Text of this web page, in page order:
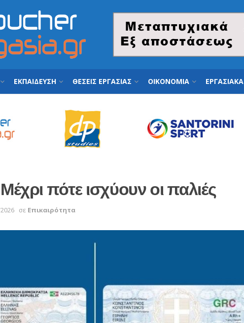
ΕΚΠΑΙΔΕΥΣΗ ΘΕΣΕΙΣ ΕΡΓΑΣΙΑΣ ΟΙΚΟΝΟΜΙΑ ΕΡΓΑΣΙΑΚΑ
πότε ισχύουν οι παλιές
σε Επικαιρότητα